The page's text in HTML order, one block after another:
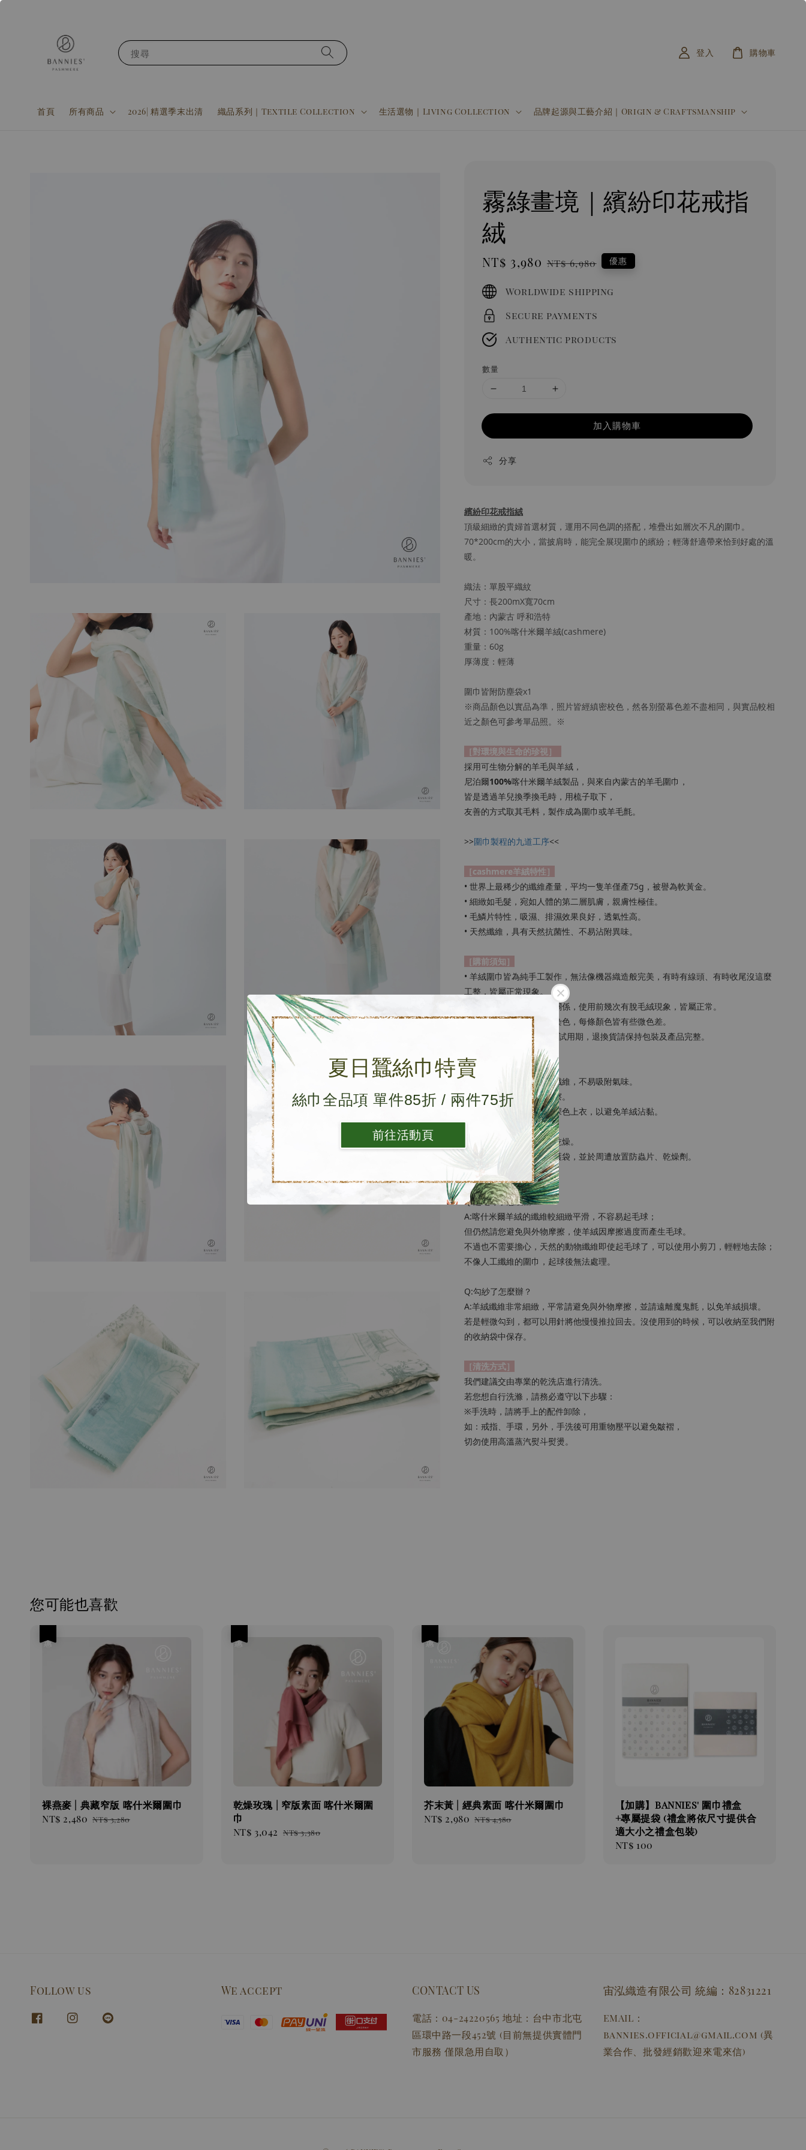
夏日蠶絲巾特賣
絲巾全品項 單件85折 / 兩件75折
前往活動頁
搜尋
首頁 所有商品 2026| 精選季末出清 織品系列｜Textile Collection 生活選物｜Living Collection 品牌起源與工藝介紹｜Origin & Craftsmanship
登入 購物車
霧綠畫境｜繽紛印花戒指
絨
Sale
NT$ 3,980 Regular
NT$ 6,980 優惠
Worldwide shipping
Secure payments
Authentic products
數量
加入購物車
分享
繽紛印花戒指絨
頂級細緻的貴婦首選材質，運用不同色調的搭配，堆疊出如層次不凡的圍巾。
70*200cm的大小，當披肩時，能完全展現圍巾的繽紛；輕薄舒適帶來恰到好處的溫
暖。
織法：單股平織紋
尺寸：長200mX寬70cm
產地：內蒙古 呼和浩特
材質：100%喀什米爾羊絨(cashmere)
重量：60g
厚薄度：輕薄
圍巾皆附防塵袋x1
※商品顏色以實品為準，照片皆經縝密校色，然各別螢幕色差不盡相同，與實品較相
近之顏色可參考單品照。※
［對環境與生命的珍視］
採用可生物分解的羊毛與羊絨，
尼泊爾100%喀什米爾羊絨製品，與來自內蒙古的羊毛圍巾，
皆是透過羊兒換季換毛時，用梳子取下，
友善的方式取其毛料，製作成為圍巾或羊毛氈。
>>圍巾製程的九道工序<<
［cashmere羊絨特性］
• 世界上最稀少的纖維產量，平均一隻羊僅產75g，被譽為軟黃金。
• 細緻如毛髮，宛如人體的第二層肌膚，親膚性極佳。
• 毛鱗片特性，吸濕、排濕效果良好，透氣性高。
• 天然纖維，具有天然抗菌性、不易沾附異味。
［購前須知］
• 羊絨圍巾皆為純手工製作，無法像機器織造般完美，有時有線頭、有時收尾沒這麼
工整，皆屬正常現象。
• 羊絨圍巾因織線極細的關係，使用前幾次有脫毛絨現象，皆屬正常。
• 每條圍巾皆為個別手工染色，每條顏色皆有些微色差。
• 網路鑑賞期7天，但並非試用期，退換貨請保持包裝及產品完整。
［保存方法］
• 建議乾洗，羊絨為動物纖維，不易吸附氣味。
• 避免不必要的外來物摩擦。
• 使用前期，應避免搭配深色上衣，以避免羊絨沾黏。
• 請遠離魔鬼氈。
• 平時可平鋪通風，保持乾燥。
• 換季時，請收入收納保護袋，並於周遭放置防蟲片、乾燥劑。
［常見ＱＡ］
Q:起毛球了怎麼辦？
A:喀什米爾羊絨的纖維較細緻平滑，不容易起毛球；
但仍然請您避免與外物摩擦，使羊絨因摩擦過度而產生毛球。
不過也不需要擔心，天然的動物纖維即使起毛球了，可以使用小剪刀，輕輕地去除；
不像人工纖維的圍巾，起球後無法處理。
Q:勾紗了怎麼辦？
A:羊絨纖維非常細緻，平常請避免與外物摩擦，並請遠離魔鬼氈，以免羊絨損壞。
若是輕微勾到，都可以用針將他慢慢推拉回去。沒使用到的時候，可以收納至我們附
的收納袋中保存。
［清洗方式］
我們建議交由專業的乾洗店進行清洗。
若您想自行洗滌，請務必遵守以下步驟：
※手洗時，請將手上的配件卸除，
如：戒指、手環，另外，手洗後可用重物壓平以避免皺褶，
切勿使用高溫蒸汽熨斗熨燙。
您可能也喜歡
裸燕麥 | 典藏窄版 喀什米爾圍巾
Sale
NT$ 2,480 Regular
NT$ 3,280
乾燥玫瑰 | 窄版素面 喀什米爾圍
巾
Sale
NT$ 3,042 Regular
NT$ 3,380
芥末黃 | 經典素面 喀什米爾圍巾
Sale
NT$ 2,980 Regular
NT$ 4,580
【加購】BANNIES' 圍巾禮盒
+專屬提袋 (禮盒將依尺寸提供合
適大小之禮盒包裝)
Regular
NT$ 100
Follow us We accept CONTACT US
電話：04-24220565 地址：台中市北屯
區環中路一段452號 (目前無提供實體門
市服務 僅限急用自取）
宙泓織造有限公司 統編：82831221
EMAIL：
bannies.official@gmail.com (異
業合作、批發經銷歡迎來電來信)